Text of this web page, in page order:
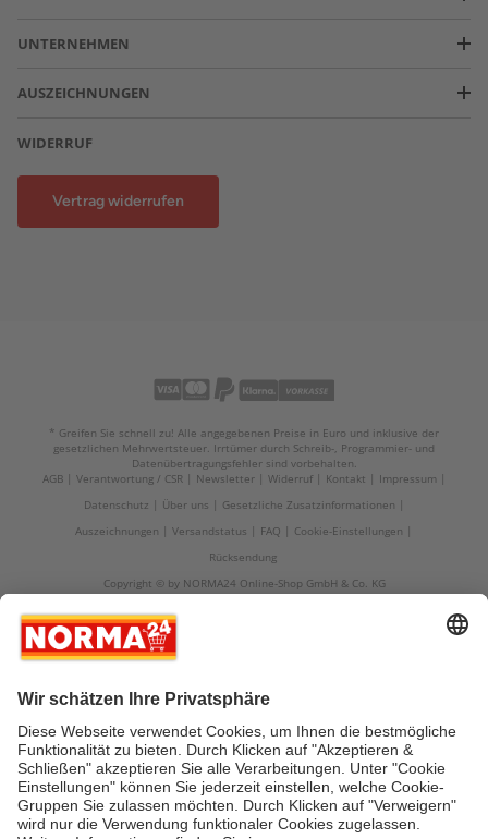
UNTERNEHMEN
AUSZEICHNUNGEN
WIDERRUF
Vertrag widerrufen
* Greifen Sie schnell zu! Alle angegebenen Preise in Euro und inklusive der
gesetzlichen Mehrwertsteuer. Irrtümer durch Schreib-, Programmier- und
Datenübertragungsfehler sind vorbehalten.
AGB
Verantwortung / CSR Newsletter Widerruf Kontakt
Impressum
Datenschutz
Über uns
Gesetzliche Zusatzinformationen
Auszeichnungen
Versandstatus FAQ
Cookie-Einstellungen
Rücksendung
Copyright © by NORMA24 Online-Shop GmbH & Co. KG